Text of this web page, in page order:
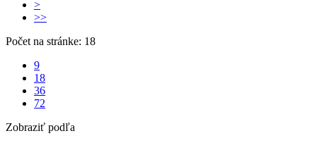
>
>>
Počet na stránke: 18
9
18
36
72
Zobraziť podľa